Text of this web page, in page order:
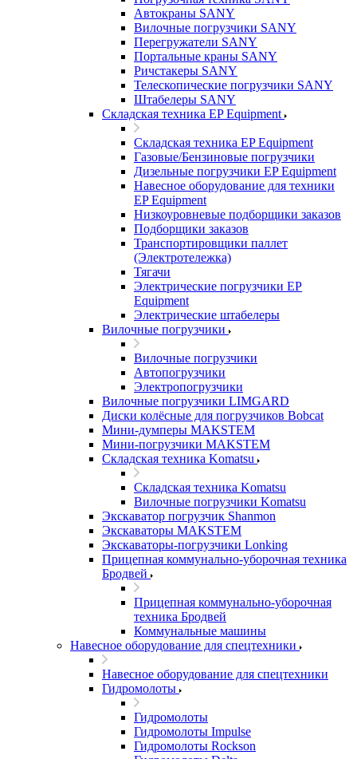
Автокраны SANY
Вилочные погрузчики SANY
Перегружатели SANY
Портальные краны SANY
Ричстакеры SANY
Телескопические погрузчики SANY
Штабелеры SANY
Складская техника EP Equipment
Складская техника EP Equipment
Газовые/Бензиновые погрузчики
Дизельные погрузчики EP Equipment
Навесное оборудование для техники
EP Equipment
Низкоуровневые подборщики заказов
Подборщики заказов
Транспортировщики паллет
(Электротележка)
Тягачи
Электрические погрузчики EP
Equipment
Электрические штабелеры
Вилочные погрузчики
Вилочные погрузчики
Автопогрузчики
Электропогрузчики
Вилочные погрузчики LIMGARD
Диски колёсные для погрузчиков Bobcat
Мини-думперы MAKSTEM
Мини-погрузчики MAKSTEM
Складская техника Komatsu
Складская техника Komatsu
Вилочные погрузчики Komatsu
Экскаватор погрузчик Shanmon
Экскаваторы MAKSTEM
Экскаваторы-погрузчики Lonking
Прицепная коммунально-уборочная техника
Бродвей
Прицепная коммунально-уборочная
техника Бродвей
Коммунальные машины
Навесное оборудование для спецтехники
Навесное оборудование для спецтехники
Гидромолоты
Гидромолоты
Гидромолоты Impulse
Гидромолоты Rockson